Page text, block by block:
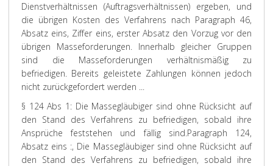
Dienstverhältnissen (Auftragsverhältnissen) ergeben, und
die übrigen Kosten des Verfahrens nach Paragraph 46,
Absatz eins, Ziffer eins, erster Absatz den Vorzug vor den
übrigen Masseforderungen. Innerhalb gleicher Gruppen
sind die Masseforderungen verhältnismäßig zu
befriedigen. Bereits geleistete Zahlungen können jedoch
nicht zurückgefordert werden ...
§ 124 Abs 1: Die Massegläubiger sind ohne Rücksicht auf
den Stand des Verfahrens zu befriedigen, sobald ihre
Ansprüche feststehen und fällig sind.Paragraph 124,
Absatz eins :, Die Massegläubiger sind ohne Rücksicht auf
den Stand des Verfahrens zu befriedigen, sobald ihre